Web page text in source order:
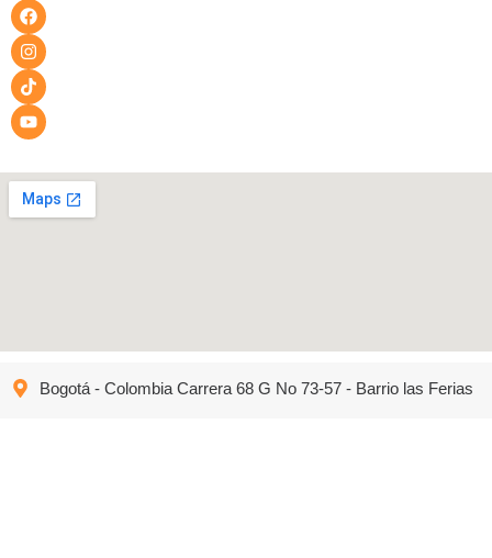
Bogotá - Colombia Carrera 68 G No 73-57 - Barrio las Ferias